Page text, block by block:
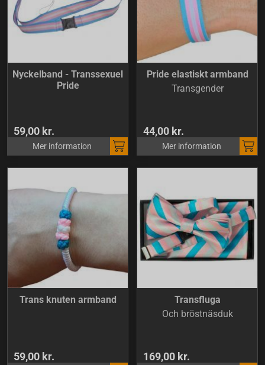
Nyckelband - Transsexuel
Pride
59,00 kr.
Mer information
Pride elastiskt armband
Transgender
44,00 kr.
Mer information
Trans knuten armband
59,00 kr.
Transfluga
Och bröstnäsduk
169,00 kr.